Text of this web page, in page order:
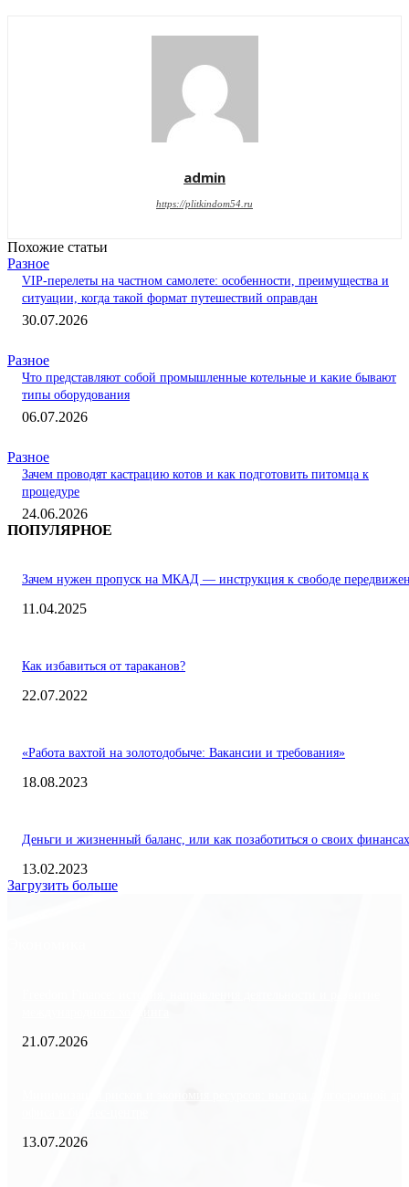
admin
https://plitkindom54.ru
Похожие статьи
Разное
VIP-перелеты на частном самолете: особенности, преимущества и
ситуации, когда такой формат путешествий оправдан
30.07.2026
Разное
Что представляют собой промышленные котельные и какие бывают
типы оборудования
06.07.2026
Разное
Зачем проводят кастрацию котов и как подготовить питомца к
процедуре
24.06.2026
ПОПУЛЯРНОЕ
Зачем нужен пропуск на МКАД — инструкция к свободе
11.04.2025
Как избавиться от тараканов?
22.07.2022
«Работа вахтой на золотодобыче: Вакансии и требования»
18.08.2023
Деньги и жизненный баланс, или как позаботиться о своих финансах
13.02.2023
Загрузить больше
21.07.2026
13.07.2026